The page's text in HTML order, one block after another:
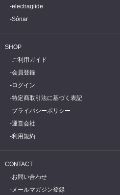
electraglide
Sónar
SHOP
ご利用ガイド
会員登録
ログイン
特定商取引法に基づく表記
プライバシーポリシー
運営会社
利用規約
CONTACT
お問い合わせ
メールマガジン登録